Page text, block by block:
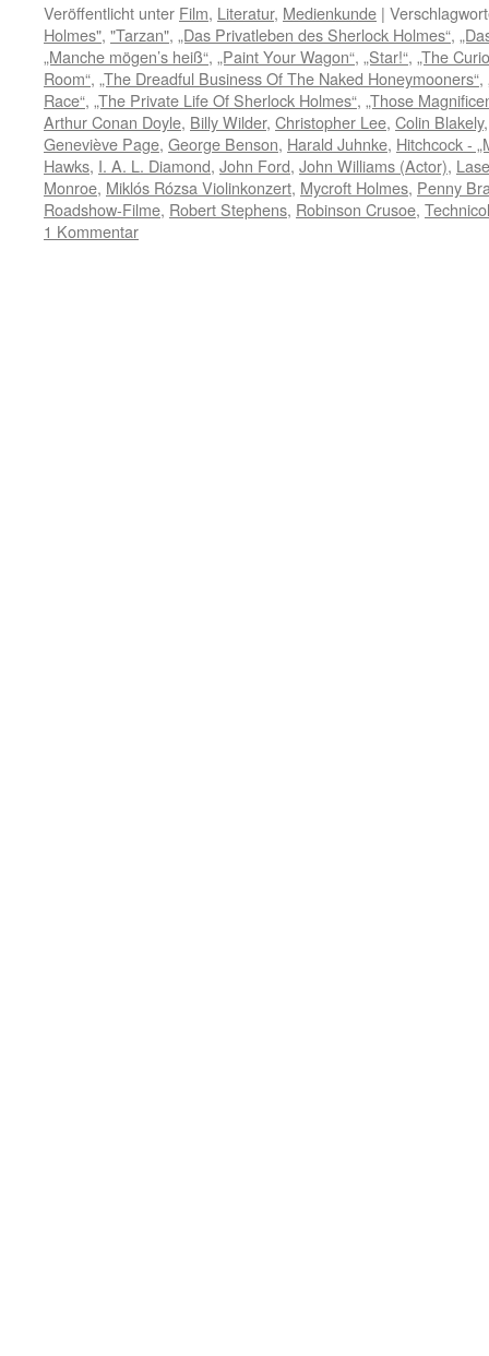
Veröffentlicht unter Film, Literatur, Medienkunde |
Holmes", "Tarzan", „Das Privatleben des Sherlock Holmes“,
„Manche mögen’s heiß“, „Paint Your Wagon“, „Star!“, „The
Room“, „The Dreadful Business Of The Naked Honeymooners“,
Race“, „The Private Life Of Sherlock Holmes“, „Those
Arthur Conan Doyle, Billy Wilder, Christopher Lee, Colin Blakely
Geneviève Page, George Benson, Harald Juhnke, Hitchcock -
Hawks, I. A. L. Diamond, John Ford, John Williams (Actor),
Monroe, Miklós Rózsa Violinkonzert, Mycroft Holmes, Penny
Roadshow-Filme, Robert Stephens, Robinson Crusoe,
1 Kommentar